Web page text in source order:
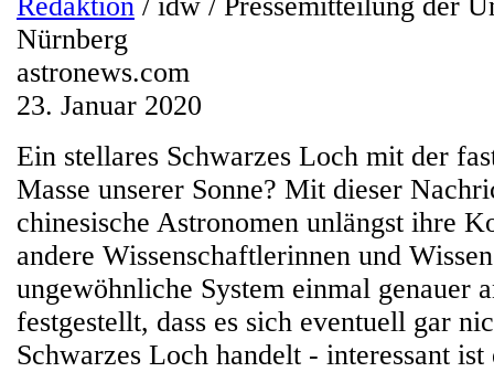
Nürnberg
astronews.com
23. Januar 2020
Ein stellares Schwarzes Loch mit der
Masse unserer Sonne? Mit dieser
chinesische Astronomen unlängst ihre
andere Wissenschaftlerinnen und
ungewöhnliche System einmal genauer
festgestellt, dass es sich eventuell gar
Schwarzes Loch handelt - interessant ist